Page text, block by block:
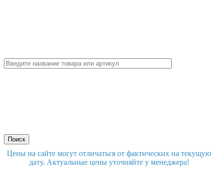
Цены на сайте могут отличаться от фактических на текущую
дату. Актуальные цены уточняйте у менеджера!